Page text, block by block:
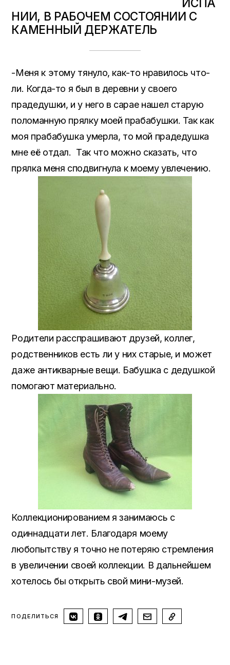
НИИ, В РАБОЧЕМ СОСТОЯНИИ С
КАМЕННЫЙ ДЕРЖАТЕЛЬ
-Меня к этому тянуло, как-то нравилось что-
ли. Когда-то я был в деревни у своего
прадедушки, и у него в сарае нашел старую
поломанную прялку моей прабабушки. Так как
моя прабабушка умерла, то мой прадедушка
мне её отдал. Так что можно сказать, что
прялка меня сподвигнула к моему увлечению.
Родители расспрашивают друзей, коллег,
родственников есть ли у них старые, и может
даже антикварные вещи. Бабушка с дедушкой
помогают материально.
Коллекционированием я занимаюсь с
одиннадцати лет. Благодаря моему
любопытству я точно не потеряю стремления
в увеличении своей коллекции. В дальнейшем
хотелось бы открыть свой мини-музей.
ПОДЕЛИТЬСЯ